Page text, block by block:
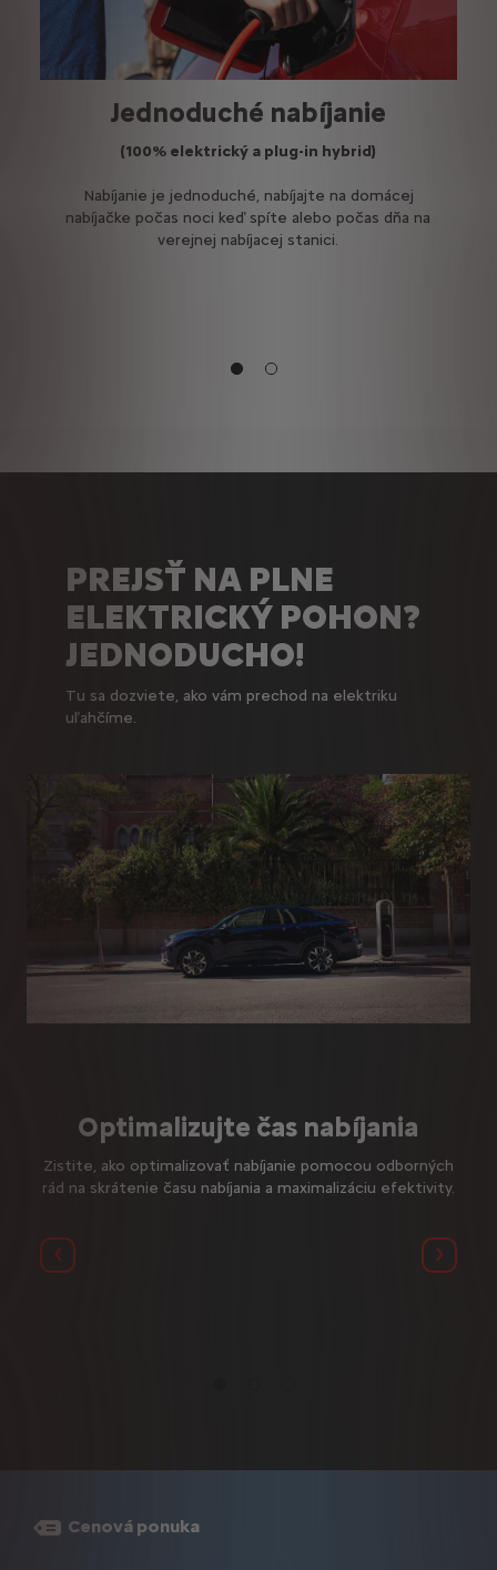
Jednoduché nabíjanie
(100% elektrický a plug-in hybrid)
Nabíjanie je jednoduché, nabíjajte na domácej
nabíjačke počas noci keď spíte alebo počas dňa na
verejnej nabíjacej stanici.
PREJSŤ NA PLNE
ELEKTRICKÝ POHON?
JEDNODUCHO!
Tu sa dozviete, ako vám prechod na elektriku
uľahčíme.
Predchádzajúci
Optimalizujte čas nabíjania
Zistite, ako optimalizovať nabíjanie pomocou odborných
rád na skrátenie času nabíjania a maximalizáciu efektivity.
Ďalší
Cenová ponuka